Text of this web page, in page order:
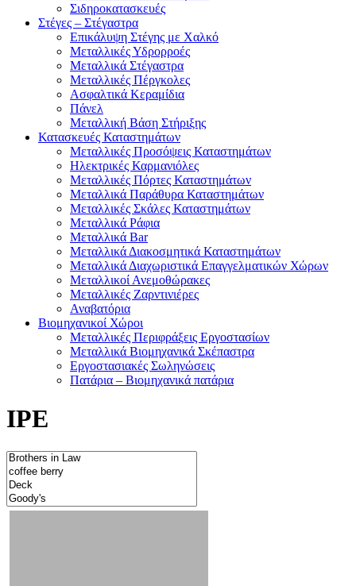
Σιδηροκατασκευές
Στέγες – Στέγαστρα
Επικάλυψη Στέγης με Χαλκό
Μεταλλικές Υδρορροές
Μεταλλικά Στέγαστρα
Μεταλλικές Πέργκολες
Ασφαλτικά Κεραμίδια
Πάνελ
Μεταλλική Βάση Στήριξης
Κατασκευές Καταστημάτων
Μεταλλικές Προσόψεις Καταστημάτων
Ηλεκτρικές Καρμανιόλες
Μεταλλικές Πόρτες Καταστημάτων
Μεταλλικά Παράθυρα Καταστημάτων
Μεταλλικές Σκάλες Καταστημάτων
Μεταλλικά Ράφια
Μεταλλικά Bar
Μεταλλικά Διακοσμητικά Καταστημάτων
Μεταλλικά Διαχωριστικά Επαγγελματικών Χώρων
Μεταλλικοί Ανεμοθώρακες
Μεταλλικές Ζαρντινιέρες
Αναβατόρια
Βιομηχανικοί Χώροι
Μεταλλικές Περιφράξεις Εργοστασίων
Μεταλλικά Βιομηχανικά Σκέπαστρα
Εργοστασιακές Σωληνώσεις
Πατάρια – Βιομηχανικά πατάρια
IPE